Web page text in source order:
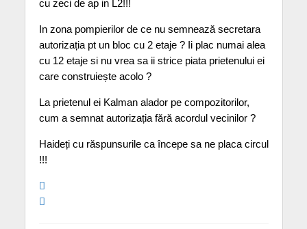
cu zeci de ap in L2!!!
In zona pompierilor de ce nu semnează secretara
autorizația pt un bloc cu 2 etaje ? Ii plac numai alea
cu 12 etaje si nu vrea sa ii strice piata prietenului ei
care construiește acolo ?
La prietenul ei Kalman alador pe compozitorilor,
cum a semnat autorizația fără acordul vecinilor ?
Haideți cu răspunsurile ca începe sa ne placa circul
!!!